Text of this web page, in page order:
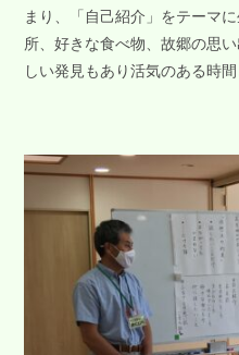
まり、「自己紹介」をテーマ
所、好きな食べ物、故郷の思
しい発見もあり活気のある時間